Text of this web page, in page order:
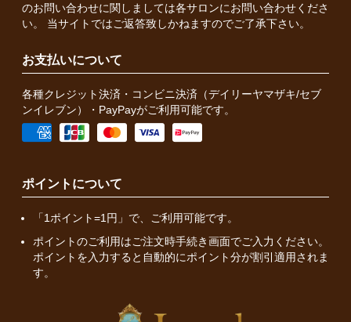
のお問い合わせに関しましては各サロンにお問い合わせくださ
い。 当サイトではご返答致しかねますのでご了承下さい。
お支払いについて
各種クレジット決済・コンビニ決済（デイリーヤマザキ/セブ
ンイレブン）・PayPayがご利用可能です。
ポイントについて
「1ポイント=1円」で、ご利用可能です。
ポイントのご利用はご注文時手続き画面でご入力ください。
ポイントを入力すると自動的にポイント分が割引適用されま
す。